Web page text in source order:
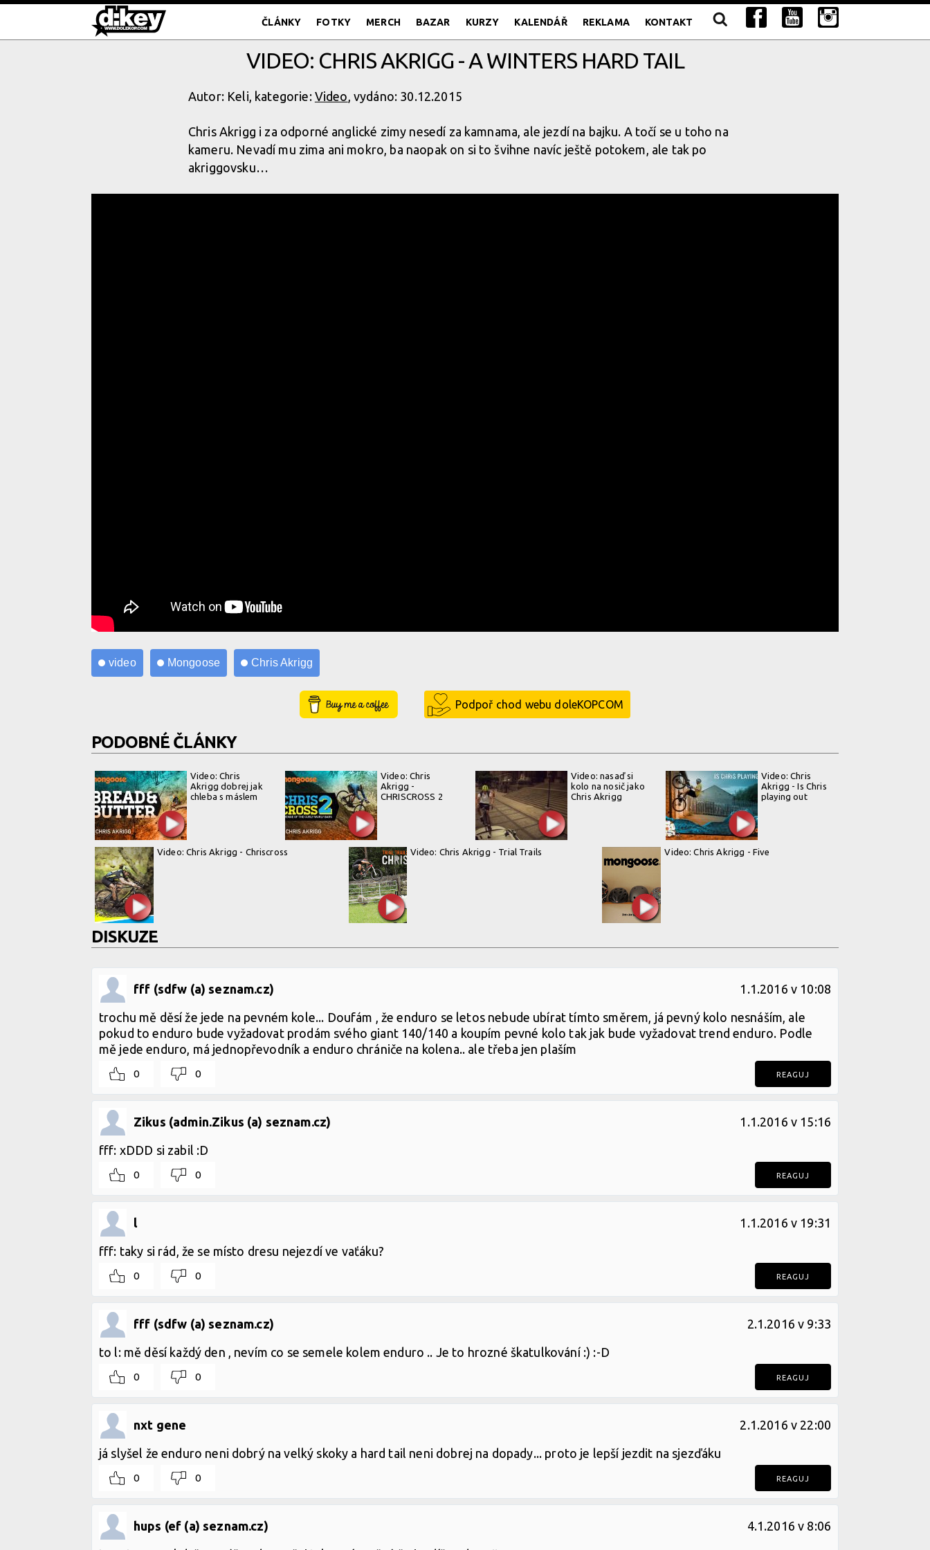
ČLÁNKY FOTKY MERCH BAZAR KURZY KALENDÁŘ REKLAMA KONTAKT
VIDEO: CHRIS AKRIGG - A WINTERS HARD TAIL
Autor: Keli, kategorie: Video, vydáno: 30.12.2015
Chris Akrigg i za odporné anglické zimy nesedí za kamnama, ale jezdí na bajku. A točí se u toho na
kameru. Nevadí mu zima ani mokro, ba naopak on si to švihne navíc ještě potokem, ale tak po
akriggovsku…
video Mongoose Chris Akrigg
Buy Me a Coffee Podpoř chod webu doleKOPCOM
PODOBNÉ ČLÁNKY
Video: Chris
Akrigg dobrej jak
chleba s máslem
Video: Chris
Akrigg -
CHRISCROSS 2
Video: nasaď si
kolo na nosič jako
Chris Akrigg
Video: Chris
Akrigg - Is Chris
playing out
Video: Chris Akrigg - Chriscross Video: Chris Akrigg - Trial Trails Video: Chris Akrigg - Five
DISKUZE
fff (sdfw (a) seznam.cz) 1.1.2016 v 10:08
trochu mě děsí že jede na pevném kole... Doufám , že enduro se letos nebude ubírat tímto směrem, já pevný kolo nesnáším, ale
pokud to enduro bude vyžadovat prodám svého giant 140/140 a koupím pevné kolo tak jak bude vyžadovat trend enduro. Podle
mě jede enduro, má jednopřevodník a enduro chrániče na kolena.. ale třeba jen plaším
0 0 REAGUJ
Zikus (admin.Zikus (a) seznam.cz) 1.1.2016 v 15:16
fff: xDDD si zabil :D
0 0 REAGUJ
l 1.1.2016 v 19:31
fff: taky si rád, že se místo dresu nejezdí ve vaťáku?
0 0 REAGUJ
fff (sdfw (a) seznam.cz) 2.1.2016 v 9:33
to l: mě děsí každý den , nevím co se semele kolem enduro .. Je to hrozné škatulkování :) :-D
0 0 REAGUJ
nxt gene 2.1.2016 v 22:00
já slyšel že enduro neni dobrý na velký skoky a hard tail neni dobrej na dopady... proto je lepší jezdit na sjezďáku
0 0 REAGUJ
hups (ef (a) seznam.cz) 4.1.2016 v 8:06